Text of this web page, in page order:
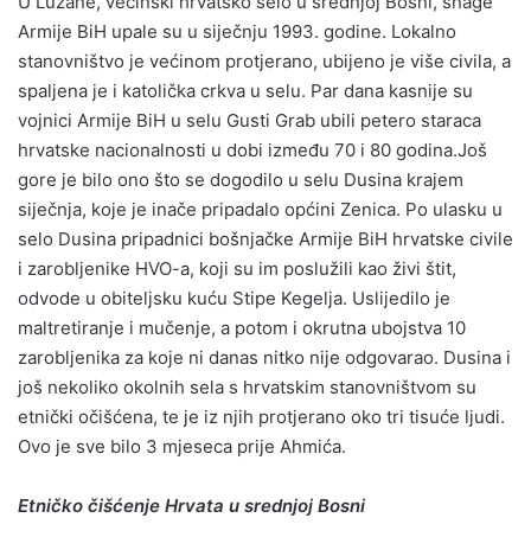
Armije BiH upale su u siječnju 1993. godine. Lokalno
stanovništvo je većinom protjerano, ubijeno je više civila, a
spaljena je i katolička crkva u selu. Par dana kasnije su
vojnici Armije BiH u selu Gusti Grab ubili petero staraca
hrvatske nacionalnosti u dobi između 70 i 80 godina.Još
gore je bilo ono što se dogodilo u selu Dusina krajem
siječnja, koje je inače pripadalo općini Zenica. Po ulasku u
selo Dusina pripadnici bošnjačke Armije BiH hrvatske civile
i zarobljenike HVO-a, koji su im poslužili kao živi štit,
odvode u obiteljsku kuću Stipe Kegelja. Uslijedilo je
maltretiranje i mučenje, a potom i okrutna ubojstva 10
zarobljenika za koje ni danas nitko nije odgovarao. Dusina i
još nekoliko okolnih sela s hrvatskim stanovništvom su
etnički očišćena, te je iz njih protjerano oko tri tisuće ljudi.
Ovo je sve bilo 3 mjeseca prije Ahmića.
Etničko čišćenje Hrvata u srednjoj Bosni